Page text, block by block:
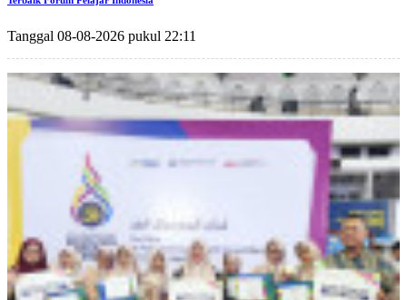
Tanggal 08-08-2026 pukul 22:11